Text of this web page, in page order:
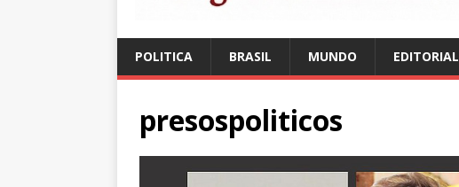
POLITICA BRASIL MUNDO EDITORIAL
presospoliticos